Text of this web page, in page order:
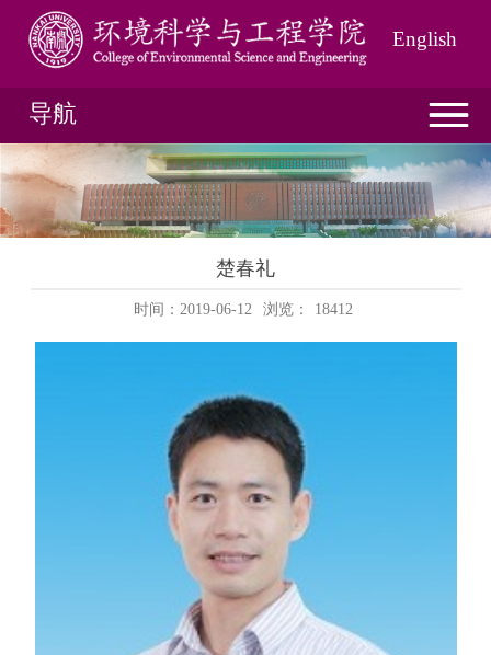
English
导航
楚春礼
时间：2019-06-12 浏览： 18412